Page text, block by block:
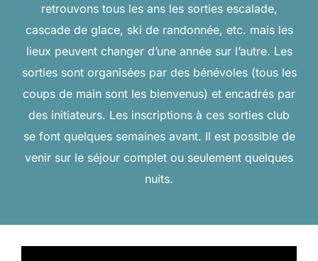
retrouvons tous les ans les sorties escalade,
cascade de glace, ski de randonnée, etc. mais les
lieux peuvent changer d’une année sur l’autre. Les
sorties sont organisées par des bénévoles (tous les
coups de main sont les bienvenus) et encadrés par
des initiateurs. Les inscriptions à ces sorties club
se font quelques semaines avant. Il est possible de
venir sur le séjour complet ou seulement quelques
nuits.